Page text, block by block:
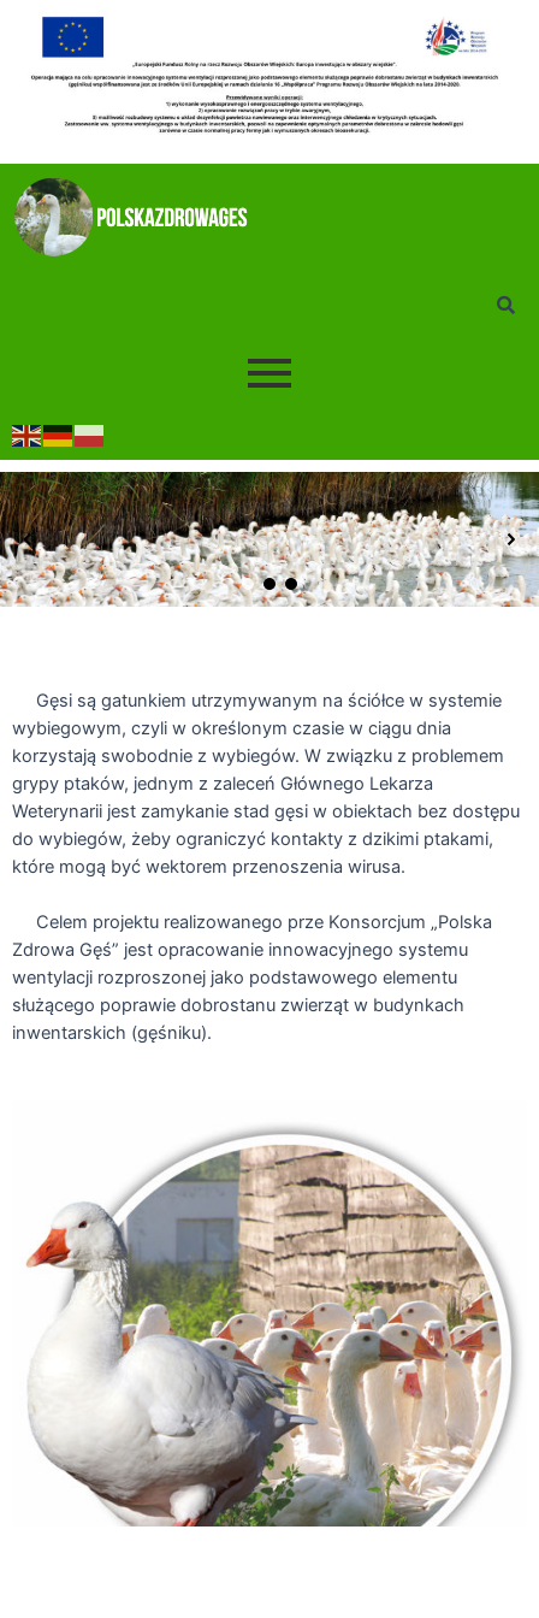
Gęsi są gatunkiem utrzymywanym na ściółce w systemie
wybiegowym, czyli w określonym czasie w ciągu dnia
korzystają swobodnie z wybiegów. W związku z problemem
grypy ptaków, jednym z zaleceń Głównego Lekarza
Weterynarii jest zamykanie stad gęsi w obiektach bez dostępu
do wybiegów, żeby ograniczyć kontakty z dzikimi ptakami,
które mogą być wektorem przenoszenia wirusa.
Celem projektu realizowanego prze Konsorcjum „Polska
Zdrowa Gęś” jest opracowanie innowacyjnego systemu
wentylacji rozproszonej jako podstawowego elementu
służącego poprawie dobrostanu zwierząt w budynkach
inwentarskich (gęśniku).